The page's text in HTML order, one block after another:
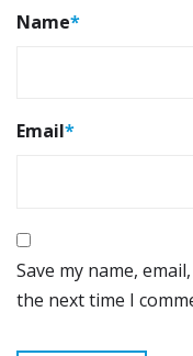
Name*
Email*
Save my name,
the next time I